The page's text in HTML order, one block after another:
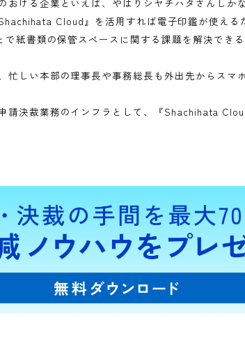
化は急務でした。
決裁とオンラインストレージの組み合
めてもらうためには、印影が有効であり押印
効率化するべく、電子印鑑による決裁が可
のがシヤチハタの『Shachihata Cloud』でし
頼のおける企業といえば、やはりシヤチハタ
『Shachihata Cloud』を活用すれば電子印
とで紙書類の保管スペースに関する課題を